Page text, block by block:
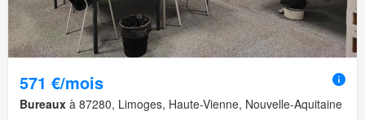
571 €/mois
Bureaux à 87280, Limoges, Haute-Vienne, Nouvelle-Aquitaine